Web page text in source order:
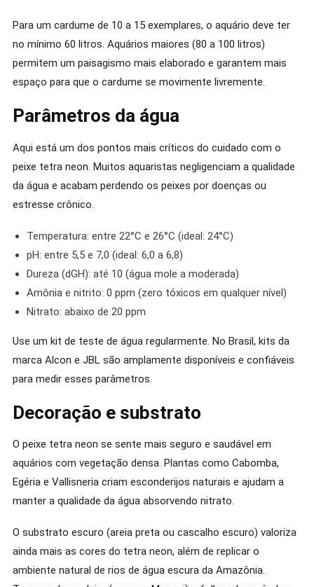
Para um cardume de 10 a 15 exemplares, o aquário deve ter
no mínimo 60 litros. Aquários maiores (80 a 100 litros)
permitem um paisagismo mais elaborado e garantem mais
espaço para que o cardume se movimente livremente.
Parâmetros da água
Aqui está um dos pontos mais críticos do cuidado com o
peixe tetra neon. Muitos aquaristas negligenciam a qualidade
da água e acabam perdendo os peixes por doenças ou
estresse crônico.
Temperatura: entre 22°C e 26°C (ideal: 24°C)
pH: entre 5,5 e 7,0 (ideal: 6,0 a 6,8)
Dureza (dGH): até 10 (água mole a moderada)
Amônia e nitrito: 0 ppm (zero tóxicos em qualquer nível)
Nitrato: abaixo de 20 ppm
Use um kit de teste de água regularmente. No Brasil, kits da
marca Alcon e JBL são amplamente disponíveis e confiáveis
para medir esses parâmetros.
Decoração e substrato
O peixe tetra neon se sente mais seguro e saudável em
aquários com vegetação densa. Plantas como Cabomba,
Egéria e Vallisneria criam esconderijos naturais e ajudam a
manter a qualidade da água absorvendo nitrato.
O substrato escuro (areia preta ou cascalho escuro) valoriza
ainda mais as cores do tetra neon, além de replicar o
ambiente natural de rios de água escura da Amazônia.